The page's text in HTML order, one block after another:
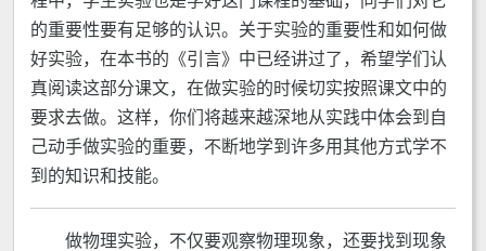
的重要性要有足够的认识。关于实验的重要性和如何做
好实验，在本书的《引言》中已经讲过了，希望学们认
真阅读这部分课文，在做实验的时候切实按照课文中的
要求去做。这样，你们将越来越深地从实践中体会到自
己动手做实验的重要，不断地学到许多用其他方式学不
到的知识和技能。
做物理实验，不仅要观察物理现象，还要找到现象